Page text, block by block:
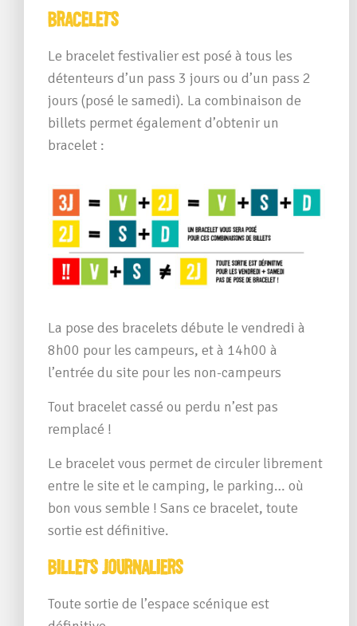
Bracelets
Le bracelet festivalier est posé à tous les
détenteurs d’un pass 3 jours ou d’un pass 2
jours (posé le samedi). La combinaison de
billets permet également d’obtenir un
bracelet :
La pose des bracelets débute le vendredi à
8h00 pour les campeurs, et à 14h00 à
l’entrée du site pour les non-campeurs
Tout bracelet cassé ou perdu n’est pas
remplacé !
Le bracelet vous permet de circuler librement
entre le site et le camping, le parking… où
bon vous semble ! Sans ce bracelet, toute
sortie est définitive.
Billets journaliers
Toute sortie de l’espace scénique est